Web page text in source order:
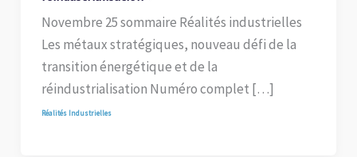
Novembre 25 sommaire Réalités industrielles
Les métaux stratégiques, nouveau défi de la
transition énergétique et de la
réindustrialisation Numéro complet […]
Réalités Industrielles